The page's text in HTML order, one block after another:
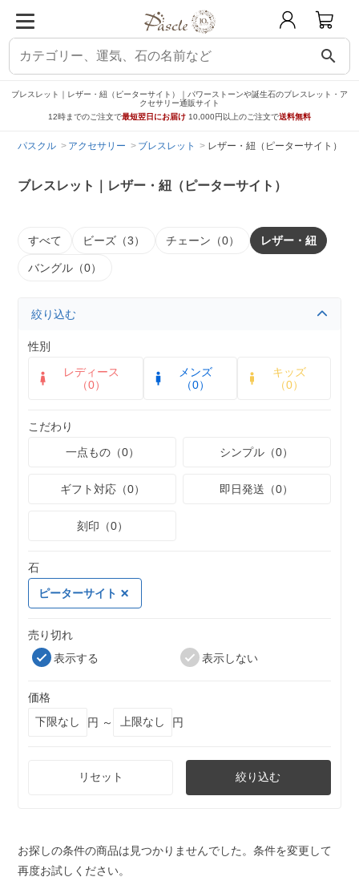
search
ブレスレット｜レザー・紐（ピーターサイト）｜パワーストーンや誕生石のブレスレット・ア
クセサリー通販サイト
12時までのご注文で最短翌日にお届け 10,000円以上のご注文で送料無料
パスクル アクセサリー ブレスレット レザー・紐（ピーターサイト）
ブレスレット｜レザー・紐（ピーターサイト）
すべて ビーズ（3） チェーン（0） レザー・紐
バングル（0）
絞り込む
性別
レディース
（0）
メンズ
（0）
キッズ
（0）
こだわり
一点もの（0）
シンプル（0）
ギフト対応（0） 即日発送（0）
刻印（0）
石
ピーターサイト
売り切れ
表示する
表示しない
価格
円 ～
円
リセット 絞り込む
お探しの条件の商品は見つかりませんでした。条件を変更して
再度お試しください。